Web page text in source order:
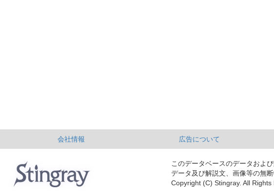
会社情報 広告について
このデータベースのデータおよ
データ及び解説文、画像等の無断
Copyright (C) Stingray. All Rights